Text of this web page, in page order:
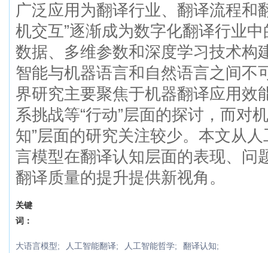
广泛应用为翻译行业、翻译流程和
机交互”逐渐成为数字化翻译行业
数据、多维参数和深度学习技术构
智能与机器语言和自然语言之间不
界研究主要聚焦于机器翻译应用效
系挑战等“行动”层面的探讨，而对
知”层面的研究关注较少。本文从
言模型在翻译认知层面的表现、问
翻译质量的提升提供新视角。
关键
词：
大语言模型; 人工智能翻译; 人工智能哲学; 翻译认知;